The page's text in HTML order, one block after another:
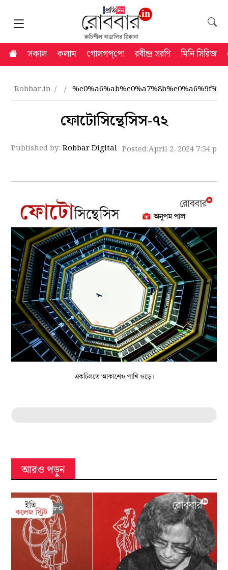
সকাল কলাম গোলগপ্‌পো রবীন্দ্র সরণি মিনি সিরিজ
Robbar.in
ফোটোসিন্থেসিস-৭২
Published by:Robbar Digital Posted:April 2, 2024 7:54 pm
আরও পড়ুন